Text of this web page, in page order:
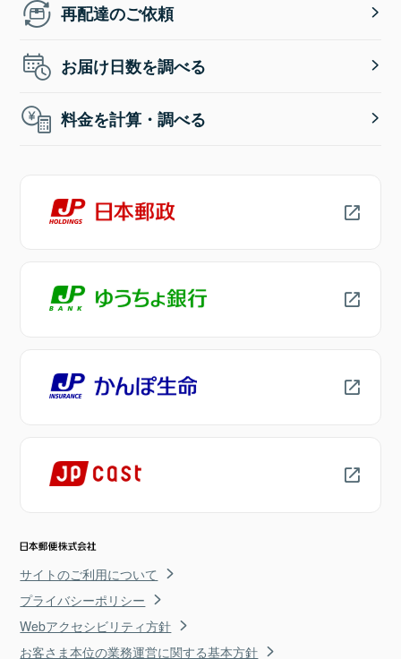
再配達のご依頼
お届け日数を調べる
料金を計算・調べる
サイトのご利用について
プライバシーポリシー
Webアクセシビリティ方針
お客さま本位の業務運営に関する基本方針